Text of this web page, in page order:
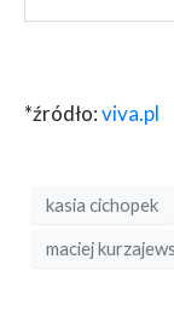
*źródło:viva.pl
kasia cichopek
maciej